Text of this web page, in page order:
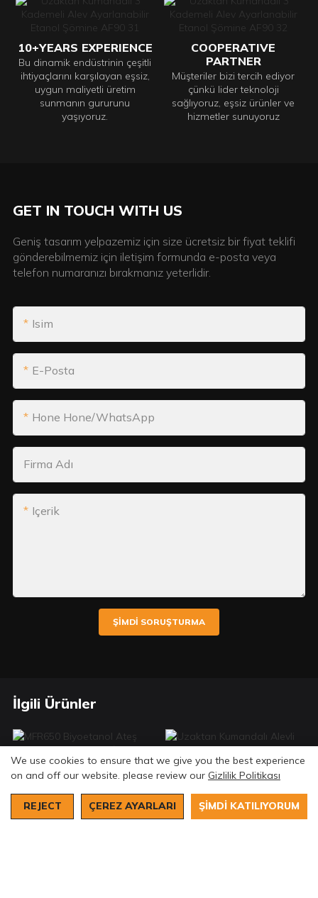
10+YEARS EXPERIENCE
Bu dinamik endüstrinin çeşitli
ihtiyaçlarını karşılayan eşsiz,
uygun maliyetli üretim
sunmanın gururunu
yaşıyoruz.
COOPERATIVE
PARTNER
Müşteriler bizi tercih ediyor
çünkü lider teknoloji
sağlıyoruz, eşsiz ürünler ve
hizmetler sunuyoruz
GET IN TOUCH WITH US
Geniş tasarım yelpazemiz için size ücretsiz bir fiyat teklifi
gönderebilmemiz için iletişim formunda e-posta veya
telefon numaranızı bırakmanız yeterlidir.
Isim
E-Posta
Hone Hone/WhatsApp
Firma Adı
Içerik
ŞIMDI SORUŞTURMA
İlgili Ürünler
Ateş Çukuru - Üstün
Kalite İç ve Dış Mekan
Uzaktan Kumandalı
AF180
We use cookies to ensure that we give you the best experience
on and off our website. please review our Gizlilik Politikası
REJECT ÇEREZ AYARLARI ŞIMDI KATILIYORUM